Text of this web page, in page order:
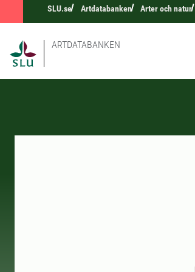
SLU.se Artdatabanken Arter och natur
ARTDATABANKEN